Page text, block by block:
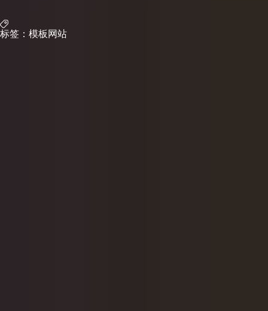
标签：模板网站